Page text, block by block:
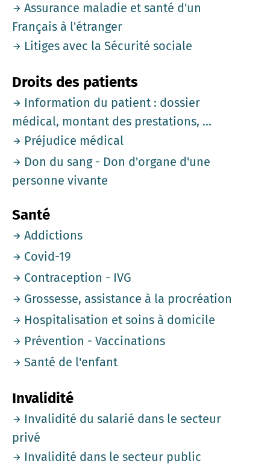
Assurance maladie et santé d'un
Français à l'étranger
Litiges avec la Sécurité sociale
Droits des patients
Information du patient : dossier
médical, montant des prestations, ...
Préjudice médical
Don du sang - Don d'organe d'une
personne vivante
Santé
Addictions
Covid-19
Contraception - IVG
Grossesse, assistance à la procréation
Hospitalisation et soins à domicile
Prévention - Vaccinations
Santé de l'enfant
Invalidité
Invalidité du salarié dans le secteur
privé
Invalidité dans le secteur public